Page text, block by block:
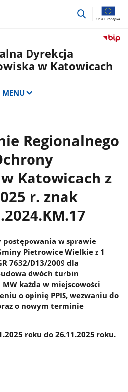
przejdź
Dyrekcja
w Katowicach
MENU
Regionalnego
Katowicach z
r. znak
w sprawie
Pietrowice Wielkie z 1
7632/D13/2009 dla
dwóch turbin
każda w miejscowości
o opinię PPIS, wezwaniu do
o nowym terminie
roku do 26.11.2025 roku.